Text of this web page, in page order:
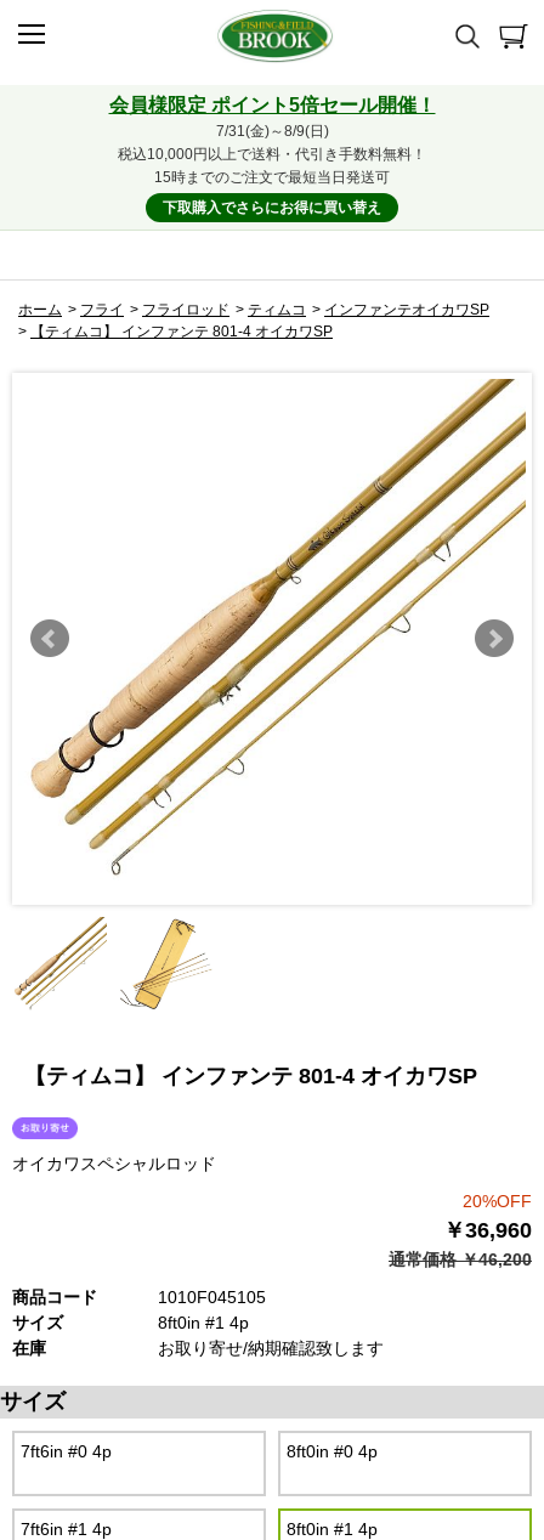
会員様限定 ポイント5倍セール開催！
7/31(金)～8/9(日)
税込10,000円以上で送料・代引き手数料無料！
15時までのご注文で最短当日発送可
下取購入でさらにお得に買い替え
ホーム > フライ > フライロッド > ティムコ > インファンテオイカワSP
>
【ティムコ】 インファンテ 801-4 オイカワSP
【ティムコ】 インファンテ 801-4 オイカワSP
オイカワスペシャルロッド
20%OFF
￥36,960
通常価格 ￥46,200
商品コード
1010F045105
サイズ
8ft0in #1 4p
在庫
お取り寄せ/納期確認致します
サイズ
7ft6in #0 4p 8ft0in #0 4p
7ft6in #1 4p 8ft0in #1 4p